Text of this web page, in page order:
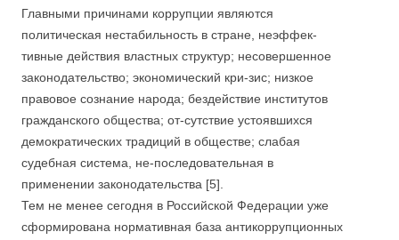
Главными причинами коррупции являются
политическая нестабильность в стране, неэффек-
тивные действия властных структур; несовершенное
законодательство; экономический кри-зис; низкое
правовое сознание народа; бездействие институтов
гражданского общества; от-сутствие устоявшихся
демократических традиций в обществе; слабая
судебная система, не-последовательная в
применении законодательства [5].
Тем не менее сегодня в Российской Федерации уже
сформирована нормативная база антикоррупционных